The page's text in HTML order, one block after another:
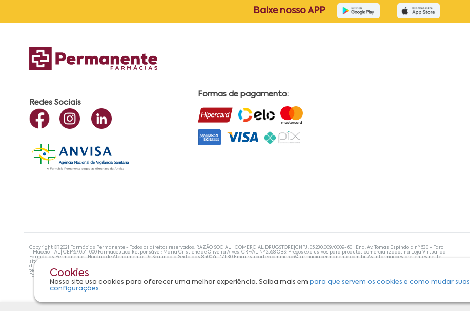
Cookies
Nosso site usa cookies para oferecer uma melhor experiência. Saiba mais empara que servem os cookies e como mudar suas
configurações.
Baixe nosso APP
Redes Sociais
Formas de pagamento:
Copyright ©? 2021 Farmácias Permanente - Todos os direitos reservados. RAZÃO SOCIAL | COMERCIAL DRUGSTORE|CNPJ: 05.230.009/0009-60 | End: Av. Tomas Espindola nº 630 - Farol
- Maceió - AL| CEP:57.051-000 Farmacêutica Responsável: Maria Cristiene de Oliveira Alves, CRF/AL Nº 2558 OBS: Preços exclusivos para produtos comercializados na Loja Virtual da
Farmácias Permanente | Horário de Atendimento: De Segunda à Sexta das 8h00 às 17h30 Email: suporteecommerce@farmaciapermanente.com.br. As informações presentes neste
site não devem ser utilizadas para automedicação e, de forma alguma, substituem as orientações de um profissional da área médica. Apenas o médico está capacitado para
diagnosticar problemas de saúde e prescrever o tratamento adequado. Se os sintomas persistirem, um médico deve ser consultado. A Farmácia Permanente trabalha com as
tecnologias mais avançadas de proteção de dados, para que você possa realizar suas compras com tranquilidade. A privacidade e a segurança dos clientes são compromissos da
Farmácias Permanente. Todos os pedidos efetuados estão sujeitos à confirmação da disponibilidade de produto em nosso estoque.